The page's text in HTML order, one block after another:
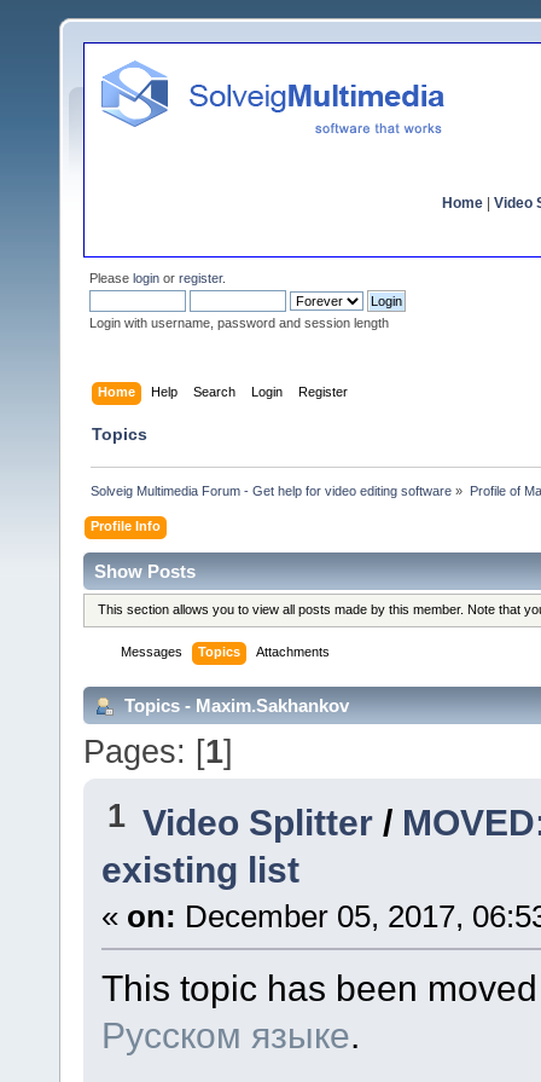
Home Video
Please login or register.
Login with username, password and session length
Home Help Search Login Register
Topics
Solveig Multimedia Forum - Get help for video editing software » Profile of
Profile Info
Show Posts
This section allows you to view all posts made by this member. Note that
Messages Topics Attachments
Topics - Maxim.Sakhankov
Pages: [1]
1 Video Splitter /
existing list
« on: December 05, 2017,
This topic has been
Русском языке.